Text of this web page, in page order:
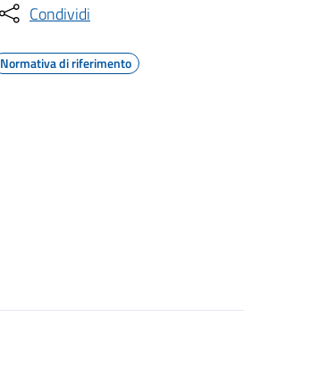
Condividi
Normativa di riferimento